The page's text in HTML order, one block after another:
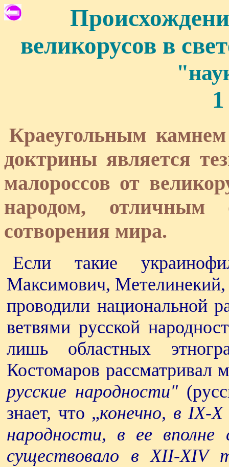
великорусов в
1
Краеугольным
доктрины является
малороссов от
народом,
сотворения мира.
Если такие
Максимович, Метелинекий,
проводили национальной
ветвями русской
лишь областных
Костомаров рассматривал
русские народности"
знает, что „конечно, в IX-X
народности, в ее вполне
существовало в XII-XIV